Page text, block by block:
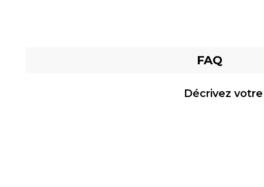
FAQ
Décrivez